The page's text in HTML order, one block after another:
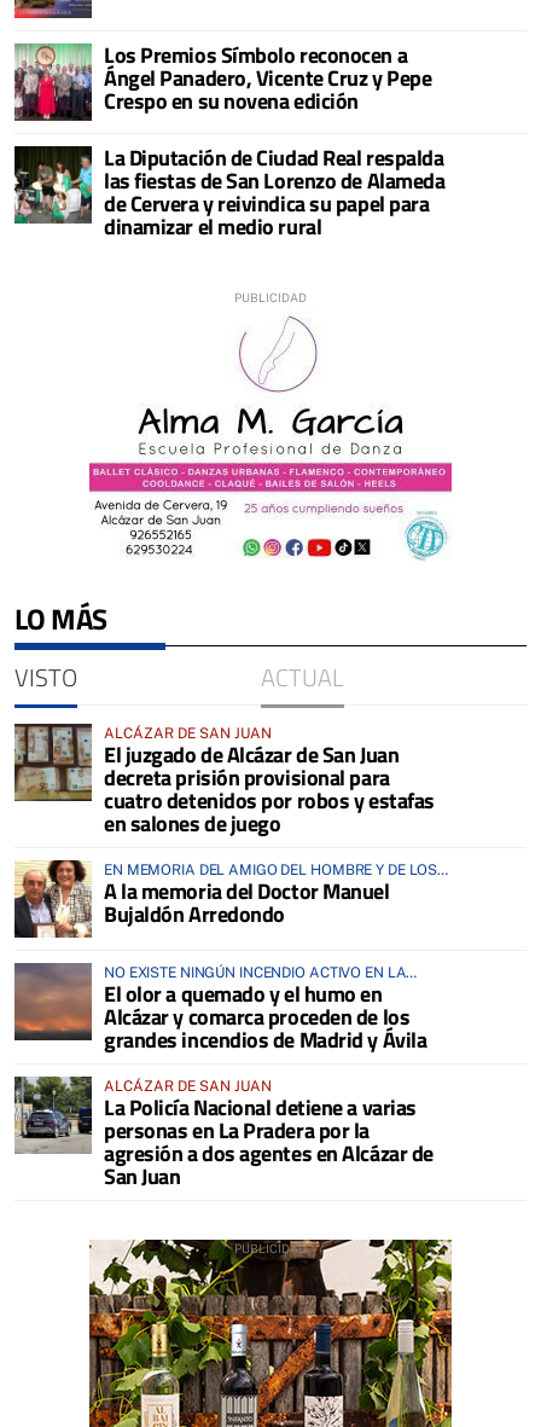
Los Premios Símbolo reconocen a
Ángel Panadero, Vicente Cruz y Pepe
Crespo en su novena edición
La Diputación de Ciudad Real respalda
las fiestas de San Lorenzo de Alameda
de Cervera y reivindica su papel para
dinamizar el medio rural
LO MÁS
VISTO ACTUAL
ALCÁZAR DE SAN JUAN
El juzgado de Alcázar de San Juan
decreta prisión provisional para
cuatro detenidos por robos y estafas
en salones de juego
EN MEMORIA DEL AMIGO DEL HOMBRE Y DE LOS
ANIMALES
A la memoria del Doctor Manuel
Bujaldón Arredondo
NO EXISTE NINGÚN INCENDIO ACTIVO EN LA
COMARCA
El olor a quemado y el humo en
Alcázar y comarca proceden de los
grandes incendios de Madrid y Ávila
ALCÁZAR DE SAN JUAN
La Policía Nacional detiene a varias
personas en La Pradera por la
agresión a dos agentes en Alcázar de
San Juan